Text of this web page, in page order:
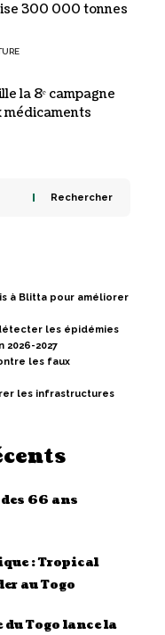
300 000 tonnes
la 8ᵉ campagne
Rechercher
à Blitta pour améliorer
les épidémies
2026-2027
les faux
les infrastructures
66 ans
: Tropical
au Togo
du Togo lance la